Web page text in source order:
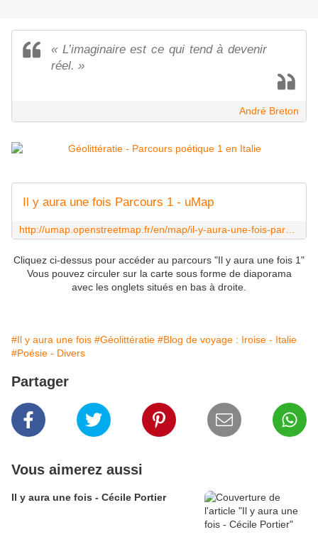
« L’imaginaire est ce qui tend à devenir
réel. »
André Breton
Il y aura une fois Parcours 1 - uMap
Cliquez ci-dessus pour accéder au parcours "Il y aura une fois 1"
Vous pouvez circuler sur la carte sous forme de diaporama
avec les onglets situés en bas à droite.
#Il y aura une fois #Géolittératie #Blog de voyage : Iroise - Italie
#Poésie - Divers
Partager
Vous aimerez aussi
Il y aura une fois - Cécile Portier